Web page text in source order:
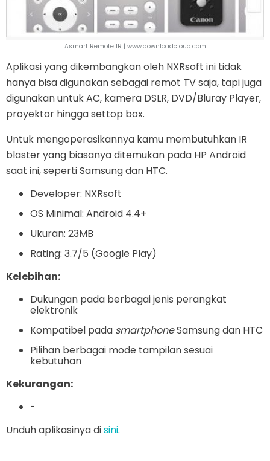
Asmart Remote IR | www.downloadcloud.com
Aplikasi yang dikembangkan oleh NXRsoft ini tidak
hanya bisa digunakan sebagai remot TV saja, tapi juga
digunakan untuk AC, kamera DSLR, DVD/Bluray Player,
proyektor hingga settop box.
Untuk mengoperasikannya kamu membutuhkan IR
blaster yang biasanya ditemukan pada HP Android
saat ini, seperti Samsung dan HTC.
Developer: NXRsoft
OS Minimal: Android 4.4+
Ukuran: 23MB
Rating: 3.7/5 (Google Play)
Kelebihan:
Dukungan pada berbagai jenis perangkat
elektronik
Kompatibel pada smartphoneSamsung dan HTC
Pilihan berbagai mode tampilan sesuai
kebutuhan
Kekurangan:
-
Unduh aplikasinya disini.